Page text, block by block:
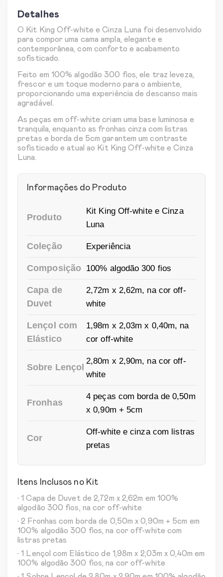
Detalhes
O Kit King Off-white e Cinza Luna foi desenvolvido
para compor uma cama ampla, elegante e
contemporânea, com conforto e acabamento
sofisticado.
Feito em 100% algodão 300 fios, ele traz leveza,
frescor e um toque moderno para o ambiente,
proporcionando uma experiência de descanso mais
agradável.
As peças em off-white criam uma base luminosa e
tranquila, enquanto as fronhas cinza com listras
pretas e borda de 5cm garantem um contraste
sofisticado e atual ao Kit King Off-white e Cinza
Luna.
Informações do Produto
Produto
Kit King Off-white e Cinza
Luna
Coleção Experiência
Composição 100% algodão 300 fios
Capa de
Duvet
2,72m x 2,62m, na cor off-
white
Lençol com
Elástico
1,98m x 2,03m x 0,40m, na
cor off-white
Sobre Lençol
2,80m x 2,90m, na cor off-
white
Fronhas
4 peças com borda de 0,50m
x 0,90m + 5cm
Cor
Off-white e cinza com listras
pretas
Itens Inclusos no Kit
• 1 Capa de Duvet de 2,72m x 2,62m em 100%
algodão 300 fios, na cor off-white
• 2 Fronhas com borda de 0,50m x 0,90m + 5cm em
100% algodão 300 fios, na cor off-white com
listras pretas
• 1 Lençol com Elástico de 1,98m x 2,03m x 0,40m em
100% algodão 300 fios, na cor off-white